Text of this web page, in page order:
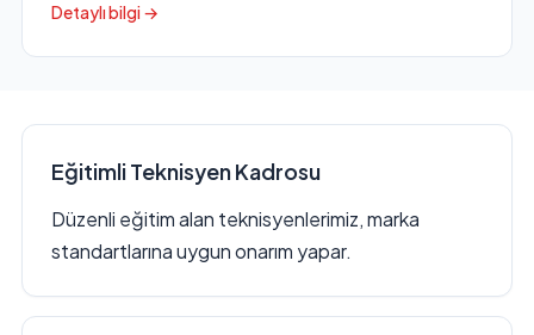
Detaylı bilgi →
Eğitimli Teknisyen Kadrosu
Düzenli eğitim alan teknisyenlerimiz, marka
standartlarına uygun onarım yapar.